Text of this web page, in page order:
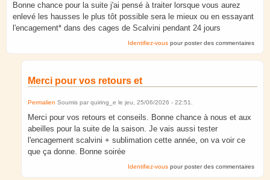
Bonne chance pour la suite j'ai pensé à traiter lorsque vous aurez
enlevé les hausses le plus tôt possible sera le mieux ou en essayant
l'encagement* dans des cages de Scalvini pendant 24 jours
Identifiez-vous pour poster des commentaires
Merci pour vos retours et
Permalien Soumis par quiring_e le jeu, 25/06/2026 - 22:51
Merci pour vos retours et conseils. Bonne chance à nous et aux
abeilles pour la suite de la saison. Je vais aussi tester
l'encagement scalvini + sublimation cette année, on va voir ce
que ça donne. Bonne soirée
Identifiez-vous pour poster des commentaires